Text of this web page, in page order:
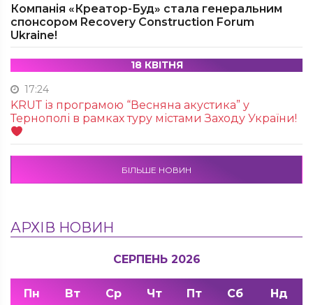
Компанія «Креатор-Буд» стала генеральним
спонсором Recovery Construction Forum
Ukraine!
18 КВІТНЯ
17:24
KRUТ із програмою “Весняна акустика” у
Тернополі в рамках туру містами Заходу України!
БІЛЬШЕ НОВИН
АРХІВ НОВИН
СЕРПЕНЬ 2026
Пн Вт Ср Чт Пт Сб Нд